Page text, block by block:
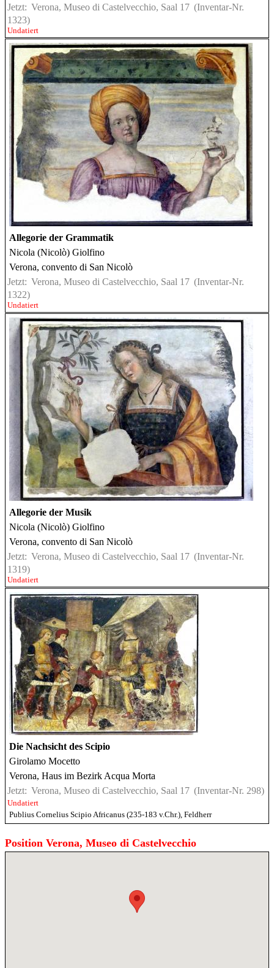
Jetzt: Verona, Museo di Castelvecchio, Saal 17 (Inventar-Nr.
1323)
Undatiert
Allegorie der Grammatik
Nicola (Nicolò) Giolfino
Verona, convento di San Nicolò
Jetzt: Verona, Museo di Castelvecchio, Saal 17 (Inventar-Nr.
1322)
Undatiert
Allegorie der Musik
Nicola (Nicolò) Giolfino
Verona, convento di San Nicolò
Jetzt: Verona, Museo di Castelvecchio, Saal 17 (Inventar-Nr.
1319)
Undatiert
Die Nachsicht des Scipio
Girolamo Mocetto
Verona, Haus im Bezirk Acqua Morta
Jetzt: Verona, Museo di Castelvecchio, Saal 17 (Inventar-Nr. 298)
Undatiert
Publius Cornelius Scipio Africanus (235-183 v.Chr.), Feldherr
Position Verona, Museo di Castelvecchio